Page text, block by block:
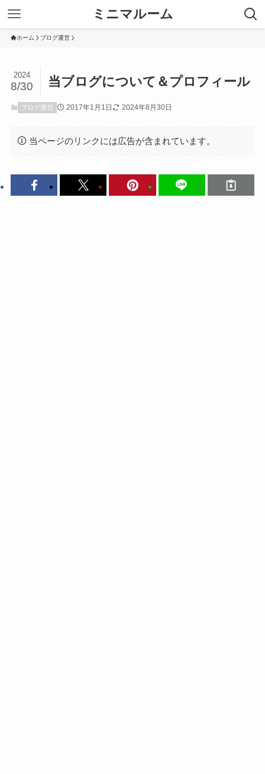
ミニマルーム
ホーム ブログ運営
当ブログについて＆プロフィール
2024
8/30
ブログ運営 2017年1月1日 2024年8月30日
当ページのリンクには広告が含まれています。